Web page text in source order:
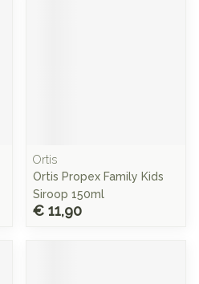
Ortis
Ortis Propex Family Kids
Siroop 150ml
€ 11,90